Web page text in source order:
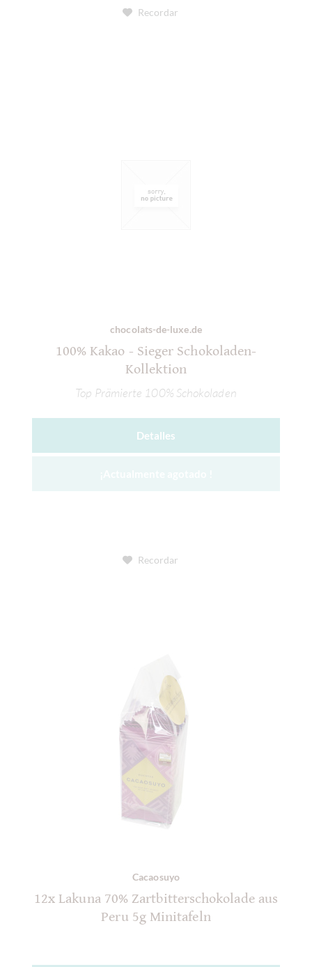
Recordar
chocolats-de-luxe.de
100% Kakao - Sieger Schokoladen-
Kollektion
Top Prämierte 100% Schokoladen
Detalles
Recordar
Cacaosuyo
12x Lakuna 70% Zartbitterschokolade aus
Peru 5g Minitafeln